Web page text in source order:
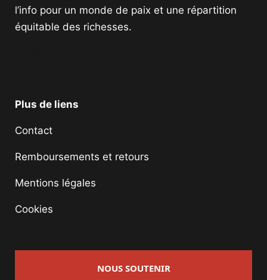
l’info pour un monde de paix et une répartition
équitable des richesses.
Plus de liens
Contact
Remboursements et retours
Mentions légales
Cookies
NOUS SOUTENIR